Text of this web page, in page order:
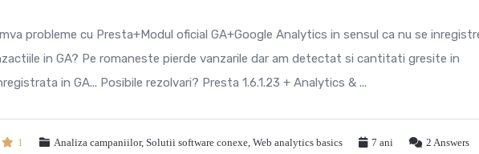
probleme cu Presta+Modul oficial GA+Google Analytics in sensul ca nu se
in GA? Pe romaneste pierde vanzarile dar am detectat si cantitati gresite in
in GA... Posibile rezolvari? Presta 1.6.1.23 + Analytics & ...
1 Analiza campaniilor, Solutii software conexe, Web analytics basics 7 ani 2 Answers